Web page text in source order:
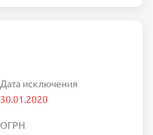
Дата исключения
30.01.2020
ОГРН